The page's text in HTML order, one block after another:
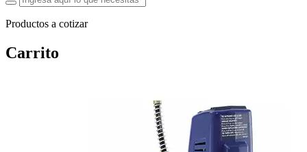
Productos a cotizar
Carrito